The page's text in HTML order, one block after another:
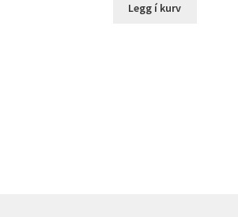
Legg í kurv